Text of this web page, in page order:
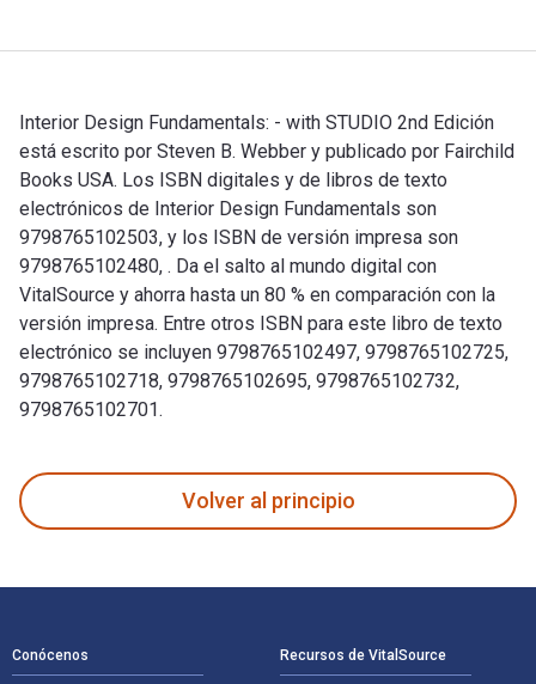
Interior Design Fundamentals: - with STUDIO 2nd Edición
está escrito por Steven B. Webber y publicado por Fairchild
Books USA. Los ISBN digitales y de libros de texto
electrónicos de Interior Design Fundamentals son
9798765102503, y los ISBN de versión impresa son
9798765102480, . Da el salto al mundo digital con
VitalSource y ahorra hasta un 80 % en comparación con la
versión impresa. Entre otros ISBN para este libro de texto
electrónico se incluyen 9798765102497, 9798765102725,
9798765102718, 9798765102695, 9798765102732,
9798765102701.
Volver al principio
Conócenos Recursos de VitalSource